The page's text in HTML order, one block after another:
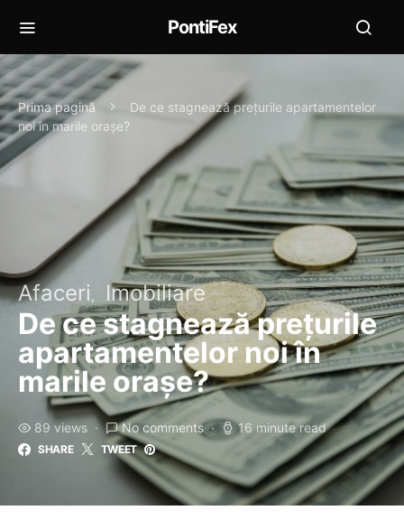
PontiFex
Prima pagină
De ce stagnează prețurile apartamentelor
noi în marile orașe?
Afaceri Imobiliare
De ce stagnează prețurile
apartamentelor noi în
marile orașe?
89 views No comments 16 minute read
SHARE TWEET